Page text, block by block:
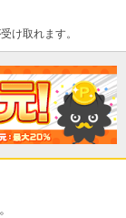
け取れます。